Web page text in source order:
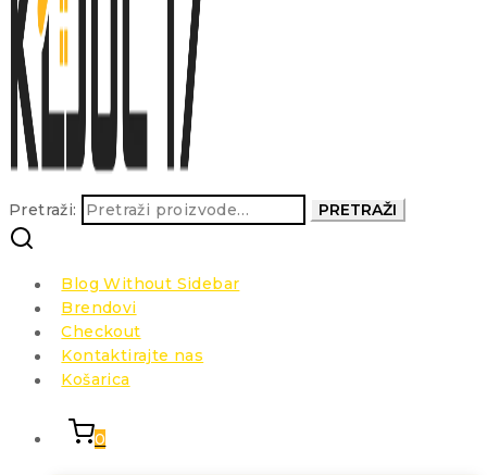
Pretraži: PRETRAŽI
Blog Without Sidebar
Brendovi
Checkout
Kontaktirajte nas
Košarica
0